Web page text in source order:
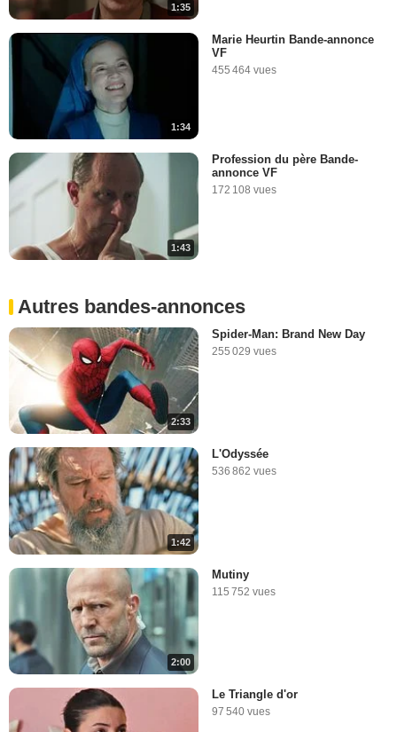
1:35
1:34
Marie Heurtin Bande-annonce
VF
455 464 vues
1:43
Profession du père Bande-
annonce VF
172 108 vues
Autres bandes-annonces
2:33
Spider-Man: Brand New Day
255 029 vues
1:42
L'Odyssée
536 862 vues
2:00
Mutiny
115 752 vues
Le Triangle d'or
97 540 vues